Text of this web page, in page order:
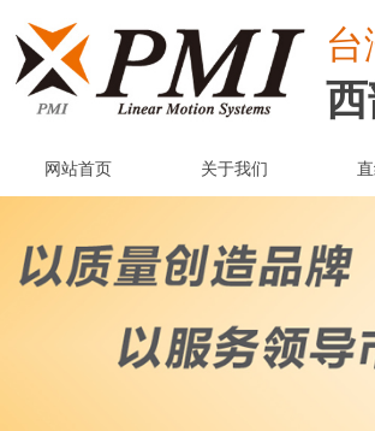
台
网站首页 关于我们